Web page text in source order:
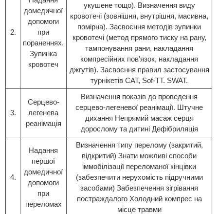
2.
домедичної
допомоги
при
пораненнях.
Зупинка
кровотеч
укушене тощо). Визначення виду
кровотечі (зовнішня, внутрішня, масивна,
помірна). Засвоєння методів зупинки
кровотечі (метод прямого тиску на рану,
тампонування рани, накладання
компресійних пов’язок, накладання
джгутів). Засвоєння правил застосування
турнікетів СAT, Sof-TT. SWAT.
3.
Серцево-
легенева
реанімація
Визначення показів до проведення
серцево-легеневої реанімації. Штучне
дихання Непрямий масаж серця
дорослому та дитині Дефібриляція
4.
Надання
першої
домедичної
допомоги
при
переломах
Визначення типу перелому (закритий,
відкритий) Знати можливі способи
іммобілізації переломаної кінцівки
(забезпечити нерухомість підручними
засобами) Забезпечення зігрівання
постраждалого Холодний компрес на
місце травми